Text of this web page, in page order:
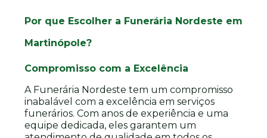
Por que Escolher a Funerária Nordeste em
Martinópole?
Compromisso com a Excelência
A Funerária Nordeste tem um compromisso
inabalável com a excelência em serviços
funerários. Com anos de experiência e uma
equipe dedicada, eles garantem um